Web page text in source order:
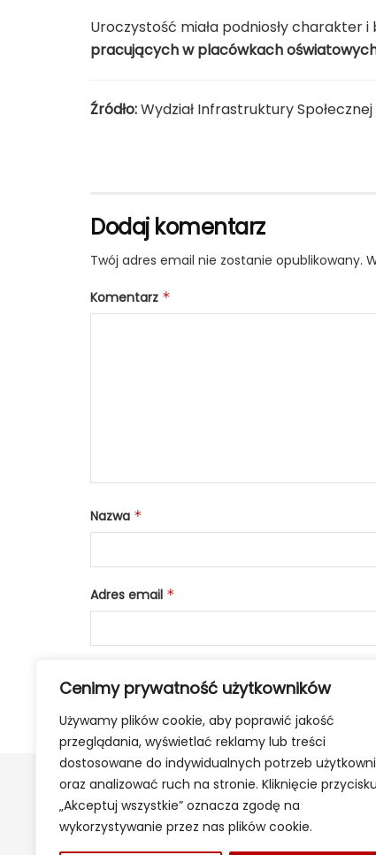
Cenimy prywatność użytkowników
Używamy plików cookie, aby poprawić jakość
przeglądania, wyświetlać reklamy lub treści
dostosowane do indywidualnych potrzeb
oraz analizować ruch na stronie. Kliknięcie przycisku
„Akceptuj wszystkie” oznacza zgodę na
wykorzystywanie przez nas plików cookie.
Uroczystość miała podniosły charakter i
pracujących w placówkach
Źródło:Wydział Infrastruktury
Dodaj komentarz
Twój adres email nie zostanie opublikowany.
Komentarz *
Nazwa *
Adres email *